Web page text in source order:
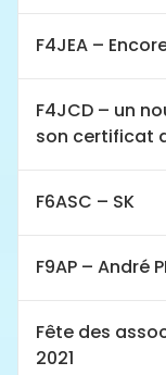
F4JEA –
F4JCD – un
son certificat
F6ASC – SK
F9AP – André
Fête des
2021